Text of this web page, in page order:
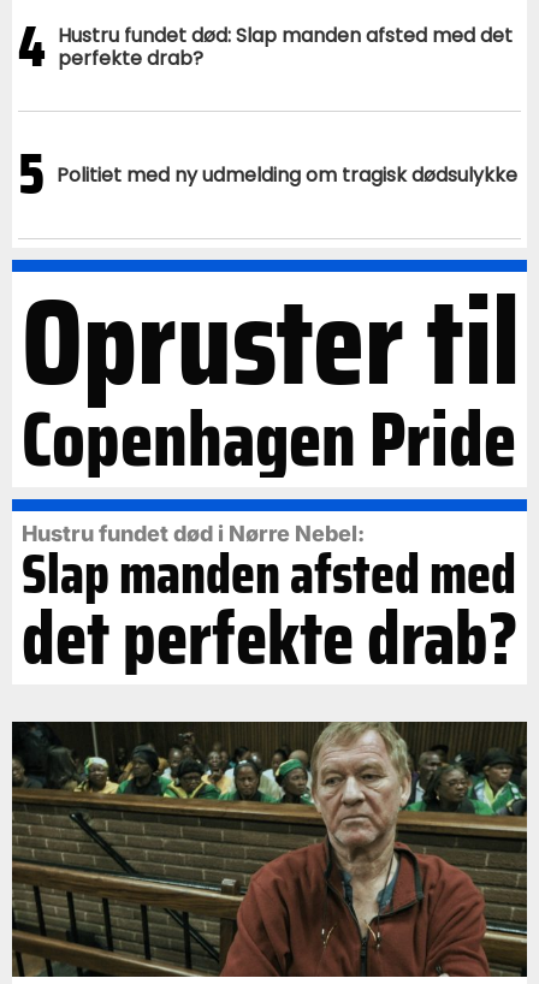
4 Hustru fundet død: Slap manden afsted med det
perfekte drab?
5 Politiet med ny udmelding om tragisk dødsulykke
Opruster til
Copenhagen Pride
Hustru fundet død i Nørre Nebel:
Slap manden afsted med
det perfekte drab?